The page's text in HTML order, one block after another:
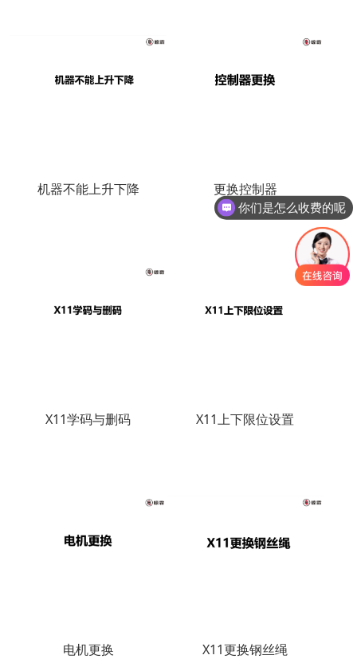
机器不能上升下降 更换控制器
X11学码与删码 X11上下限位设置
电机更换 X11更换钢丝绳
你们是怎么收费的呢